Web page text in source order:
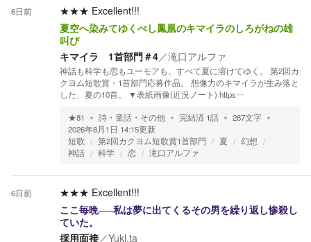
6日前 ★★★ Excellent!!!
夏空へ染みてゆくべし鳳凰のキマイラのしろがねの雄
叫び
キマイラ 1首部門＃4／滝口アルファ
神話も科学も恋もユーモアも、すべて夏に溶けてゆく。 第2回カ
クヨム短歌賞・1首部門応募作品。 想像力のキマイラが生み落と
した、夏の10首。 ▼表紙画像(近況ノート) https…
★81 詩・童話・その他 完結済 1話 267文字
2026年8月1日 14:15更新
短歌
第2回カクヨム短歌賞1首部門 夏
幻想
神話
科学 恋 滝口アルファ
6日前 ★★★ Excellent!!!
ここ毎晩–––私は夢に出てくるその男を繰り返し惨殺し
ていた。
採用面接／Yukl.ta